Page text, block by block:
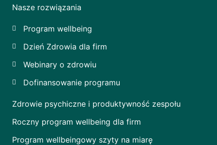
Nasze rozwiązania
Program wellbeing
Dzień Zdrowia dla firm
Webinary o zdrowiu
Dofinansowanie programu
Zdrowie psychiczne i produktywność zespołu
Roczny program wellbeing dla firm
Program wellbeingowy szyty na miarę